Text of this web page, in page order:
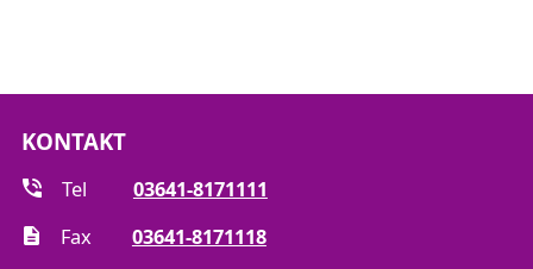
KONTAKT
Tel
03641-8171111
Fax
03641-8171118